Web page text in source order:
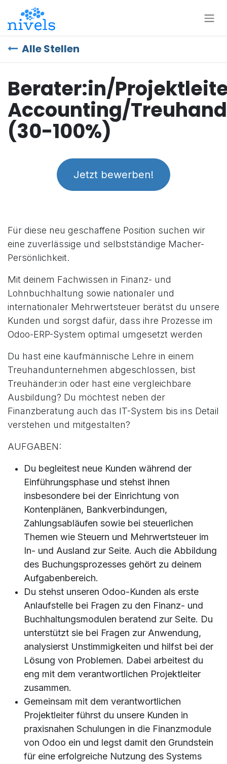
Zum Inhalt springen
Alle Stellen
Berater:in/
Accounting/Treuhand
(30-100%)
Jetzt bewerben!
Für diese neu geschaffene Position suchen wir
eine zuverlässige und selbstständige Macher-
Persönlichkeit.
Mit deinem Fachwissen in Finanz- und
Lohnbuchhaltung sowie nationaler und
internationaler Mehrwertsteuer berätst du unsere
Kunden und sorgst dafür, dass ihre Prozesse im
Odoo-ERP-System optimal umgesetzt werden
Du hast eine kaufmännische Lehre in einem
Treuhandunternehmen abgeschlossen, bist
Treuhänder:in oder hast eine vergleichbare
Ausbildung? Du möchtest neben der
Finanzberatung auch das IT-System bis ins Detail
verstehen und mitgestalten?
AUFGABEN:
Du begleitest neue Kunden während der
Einführungsphase und stehst ihnen
insbesondere bei der Einrichtung von
Kontenplänen, Bankverbindungen,
Zahlungsabläufen sowie bei steuerlichen
Themen wie Steuern und Mehrwertsteuer im
In- und Ausland zur Seite. Auch die Abbildung
des Buchungsprozesses gehört zu deinem
Aufgabenbereich.
Du stehst unseren Odoo-Kunden als erste
Anlaufstelle bei Fragen zu den Finanz- und
Buchhaltungsmodulen beratend zur Seite. Du
unterstützt sie bei Fragen zur Anwendung,
analysierst Unstimmigkeiten und hilfst bei der
Lösung von Problemen. Dabei arbeitest du
eng mit dem verantwortlichen Projektleiter
zusammen.
Gemeinsam mit dem verantwortlichen
Projektleiter führst du unsere Kunden in
praxisnahen Schulungen in die Finanzmodule
von Odoo ein und legst damit den Grundstein
für eine erfolgreiche Nutzung des Systems